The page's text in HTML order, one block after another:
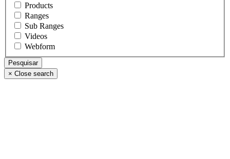
Products
Ranges
Sub Ranges
Videos
Webform
× Close search